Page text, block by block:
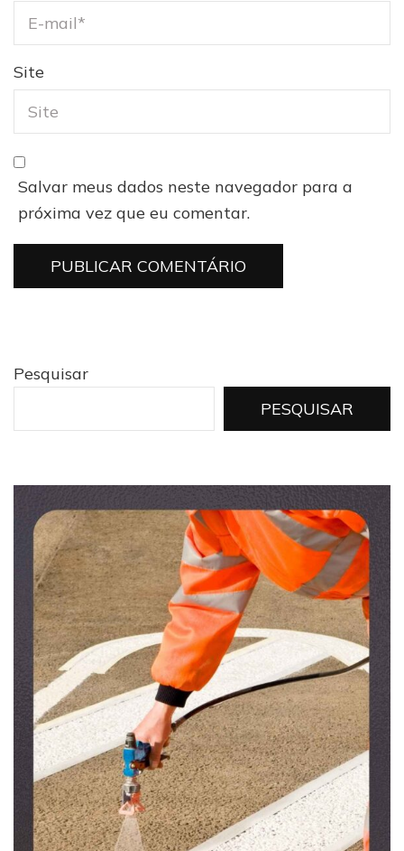
Site
Salvar meus dados neste navegador para a
próxima vez que eu comentar.
Pesquisar
PESQUISAR